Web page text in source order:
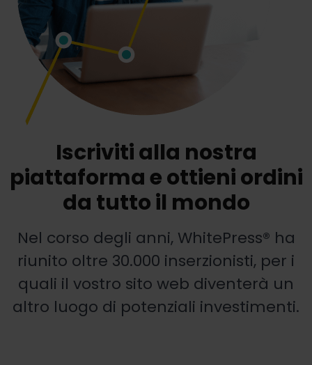
Iscriviti alla nostra
piattaforma e ottieni ordini
da tutto il mondo
Nel corso degli anni, WhitePress® ha
riunito oltre 30.000 inserzionisti, per i
quali il vostro sito web diventerà un
altro luogo di potenziali investimenti.